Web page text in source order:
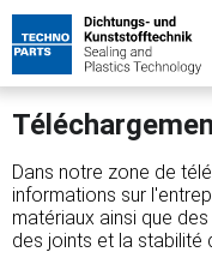
Dans notre zone de
informations sur
matériaux ainsi que
des joints et la stabilité